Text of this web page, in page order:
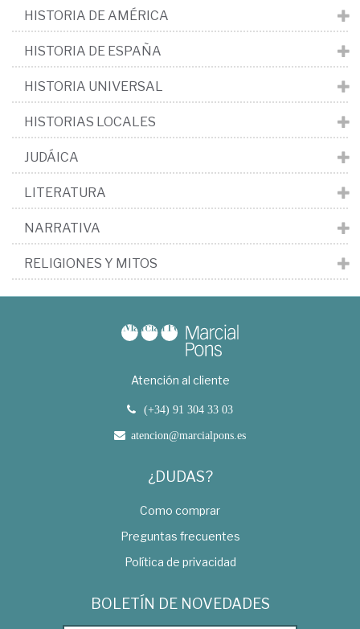
HISTORIA DE AMÉRICA
HISTORIA DE ESPAÑA
HISTORIA UNIVERSAL
HISTORIAS LOCALES
JUDÁICA
LITERATURA
NARRATIVA
RELIGIONES Y MITOS
Atención al cliente
(+34) 91 304 33 03
atencion@marcialpons.es
¿DUDAS?
Como comprar
Preguntas frecuentes
Política de privacidad
BOLETÍN DE NOVEDADES